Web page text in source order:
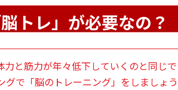
トレ」が必要なの？
と筋力が年々低下していくのと同じ
で「脳のトレーニング」をしましょう